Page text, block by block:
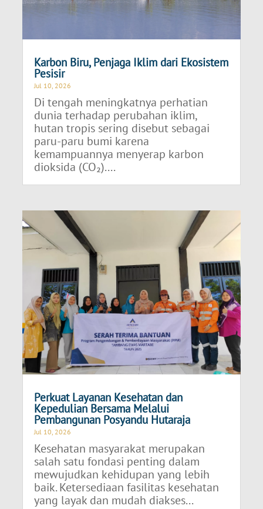
Karbon Biru, Penjaga Iklim dari Ekosistem
Pesisir
Jul 10, 2026
Di tengah meningkatnya perhatian
dunia terhadap perubahan iklim,
hutan tropis sering disebut sebagai
paru-paru bumi karena
kemampuannya menyerap karbon
dioksida (CO₂)....
Perkuat Layanan Kesehatan dan
Kepedulian Bersama Melalui
Pembangunan Posyandu Hutaraja
Jul 10, 2026
Kesehatan masyarakat merupakan
salah satu fondasi penting dalam
mewujudkan kehidupan yang lebih
baik. Ketersediaan fasilitas kesehatan
yang layak dan mudah diakses...